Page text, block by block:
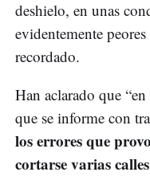
deshielo, en unas
evidentemente
recordado.
Han aclarado que
que se informe con
los errores que
cortarse varias calles